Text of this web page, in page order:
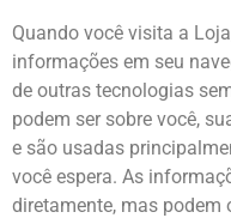
Quando você visita a
informações em seu
de outras tecnologias
podem ser sobre você,
e são usadas
você espera. As
diretamente, mas podem